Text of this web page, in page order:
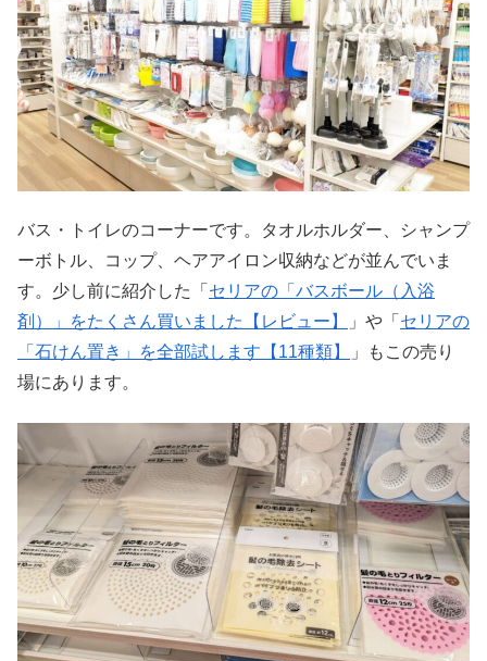
バス・トイレのコーナーです。タオルホルダー、シャンプ
ーボトル、コップ、ヘアアイロン収納などが並んでいま
す。少し前に紹介した「 セリアの「バスボール（入浴
剤）」をたくさん買いました【レビュー】
」や「 セリアの
「石けん置き」を全部試します【11種類】
」もこの売り
場にあります。